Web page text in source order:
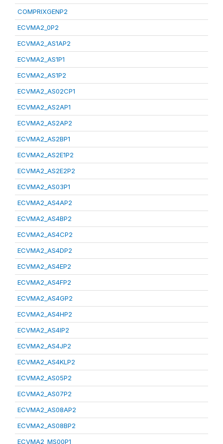
COMPRIXGENP2
ECVMA2_0P2
ECVMA2_AS1AP2
ECVMA2_AS1P1
ECVMA2_AS1P2
ECVMA2_AS02CP1
ECVMA2_AS2AP1
ECVMA2_AS2AP2
ECVMA2_AS2BP1
ECVMA2_AS2E1P2
ECVMA2_AS2E2P2
ECVMA2_AS03P1
ECVMA2_AS4AP2
ECVMA2_AS4BP2
ECVMA2_AS4CP2
ECVMA2_AS4DP2
ECVMA2_AS4EP2
ECVMA2_AS4FP2
ECVMA2_AS4GP2
ECVMA2_AS4HP2
ECVMA2_AS4IP2
ECVMA2_AS4JP2
ECVMA2_AS4KLP2
ECVMA2_AS05P2
ECVMA2_AS07P2
ECVMA2_AS08AP2
ECVMA2_AS08BP2
ECVMA2_MS00P1